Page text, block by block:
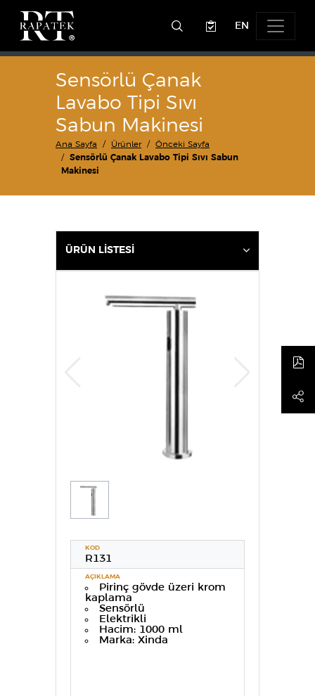
EN
Sensörlü Çanak
Lavabo Tipi Sıvı
Sabun Makinesi
Ana Sayfa Ürünler
Önceki Sayfa
Sensörlü Çanak Lavabo Tipi Sıvı Sabun
Makinesi
ÜRÜN LİSTESİ
KOD
R131
AÇIKLAMA
Pirinç gövde üzeri krom
kaplama
Sensörlü
Elektrikli
Hacim: 1000 ml
Marka: Xinda